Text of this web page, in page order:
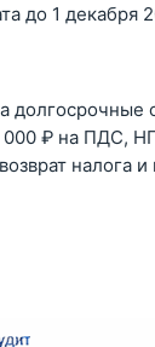
до 1 декабря
долгосрочные
000 ₽ на ПДС,
налога и